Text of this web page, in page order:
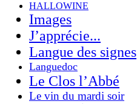
HALLOWINE
Images
J’apprécie...
Langue des signes
Languedoc
Le Clos l’Abbé
Le vin du mardi soir